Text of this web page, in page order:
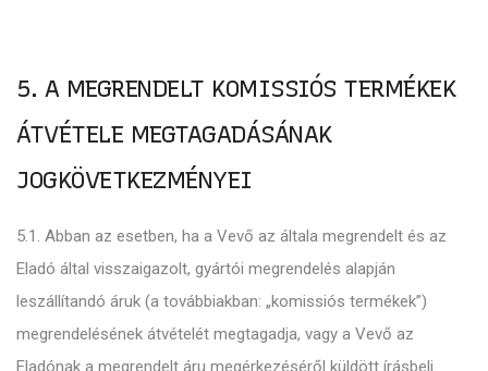
5. A MEGRENDELT KOMISSIÓS TERMÉKEK
ÁTVÉTELE MEGTAGADÁSÁNAK
JOGKÖVETKEZMÉNYEI
5.1. Abban az esetben, ha a Vevő az általa megrendelt és az
Eladó által visszaigazolt, gyártói megrendelés alapján
leszállítandó áruk (a továbbiakban: „komissiós termékek”)
megrendelésének átvételét megtagadja, vagy a Vevő az
Eladónak a megrendelt áru megérkezéséről küldött írásbeli